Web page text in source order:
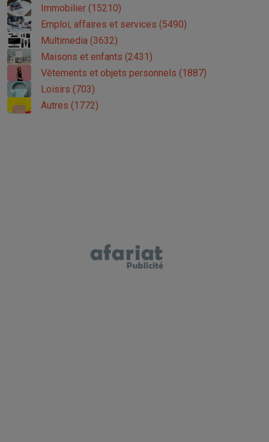
Immobilier (15210)
Emploi, affaires et services (5490)
Multimedia (3632)
Maisons et enfants (2431)
Vêtements et objets personnels (1887)
Loisirs (703)
Autres (1772)